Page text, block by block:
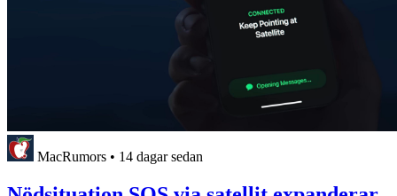
MacRumors • 14 dagar sedan